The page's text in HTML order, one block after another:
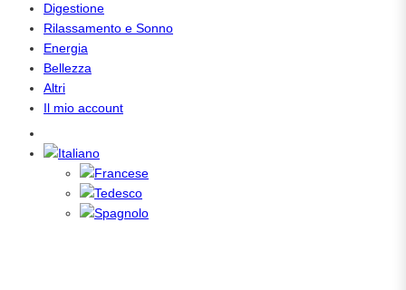
Digestione
Rilassamento e Sonno
Energia
Bellezza
Altri
Il mio account